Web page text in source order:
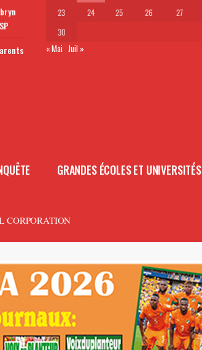
23
24 25 26 27
30
« Mai Juil »
GRANDES ÉCOLES ET UNIVERSITÉS
CORPORATION